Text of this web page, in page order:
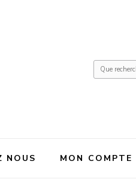
Vous
NOUS MON COMPTE